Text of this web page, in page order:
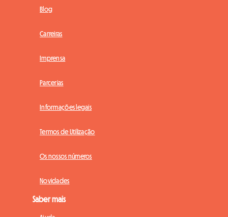
Blog
Carreiras
Imprensa
Parcerias
Informações legais
Termos de Utilização
Os nossos números
Novidades
Saber mais